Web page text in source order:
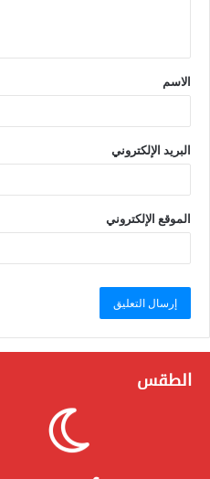
الاسم
البريد الإلكتروني
الموقع الإلكتروني
الطقس